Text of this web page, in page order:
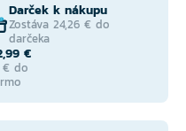
Darček k nákupu
Zostáva 24,26 € do
darčeka
€
€ do